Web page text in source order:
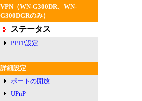
VPN（WN-G300DR、WN-
G300DGRのみ）
ステータス
PPTP設定
詳細設定
ポートの開放
UPnP